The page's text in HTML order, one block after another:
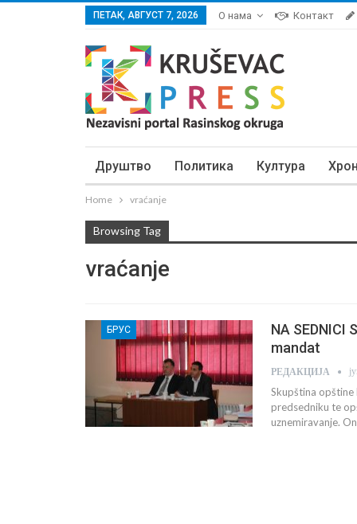
ПЕТАК, АВГУСТ 7, 2026 О нама Контакт
Друштво Политика Култура
Home vraćanje
Browsing Tag
vraćanje
БРУС
NA SEDNICI
mandat
РЕДАКЦИЈА
Skupština opštine
predsedniku te
uznemiravanje.